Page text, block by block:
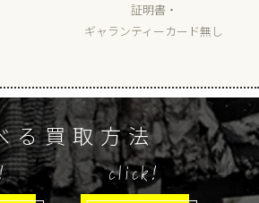
証明書・
ギャランティーカード無し
る買取方法
click!